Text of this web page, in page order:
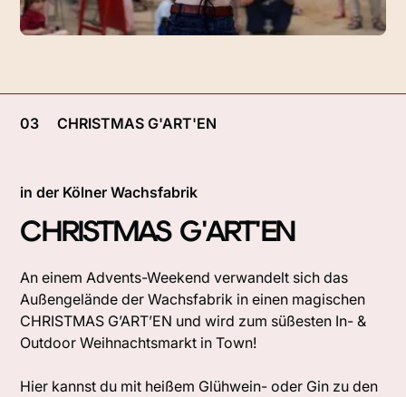
03 CHRISTMAS G'ART'EN
in der Kölner Wachsfabrik
CHRISTMAS G'ART'EN
An einem Advents-Weekend verwandelt sich das
Außengelände der Wachsfabrik in einen magischen
CHRISTMAS G’ART’EN und wird zum süßesten In- &
Outdoor Weihnachtsmarkt in Town!
Hier kannst du mit heißem Glühwein- oder Gin zu den